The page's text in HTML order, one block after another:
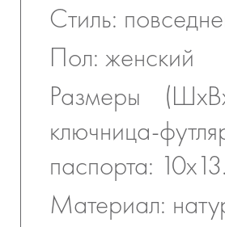
Стиль:
Пол: женский
Размеры
ключница-
паспорта:
Материал: